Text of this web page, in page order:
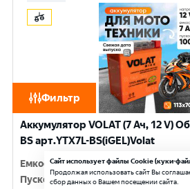
Фильтр
Аккумулятор VOLAT (7 Ач, 12 V)
BS арт.YTX7L-BS(iGEL)Volat
Емкость:7 Ач
Пусковой ток:100 A
Сайт использует файлы Cookie (куки-
Продолжая использовать сайт Вы
сбор данных о Вашем посещении сайта.